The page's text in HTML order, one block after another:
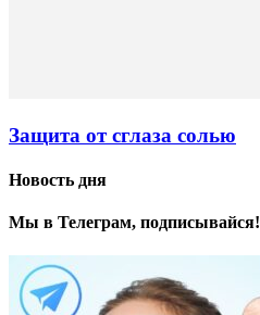
Защита от сглаза солью
Новость дня
Мы в Телеграм, подписывайся!